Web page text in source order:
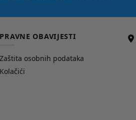
PRAVNE OBAVIJESTI
Zaštita osobnih podataka
Kolačići